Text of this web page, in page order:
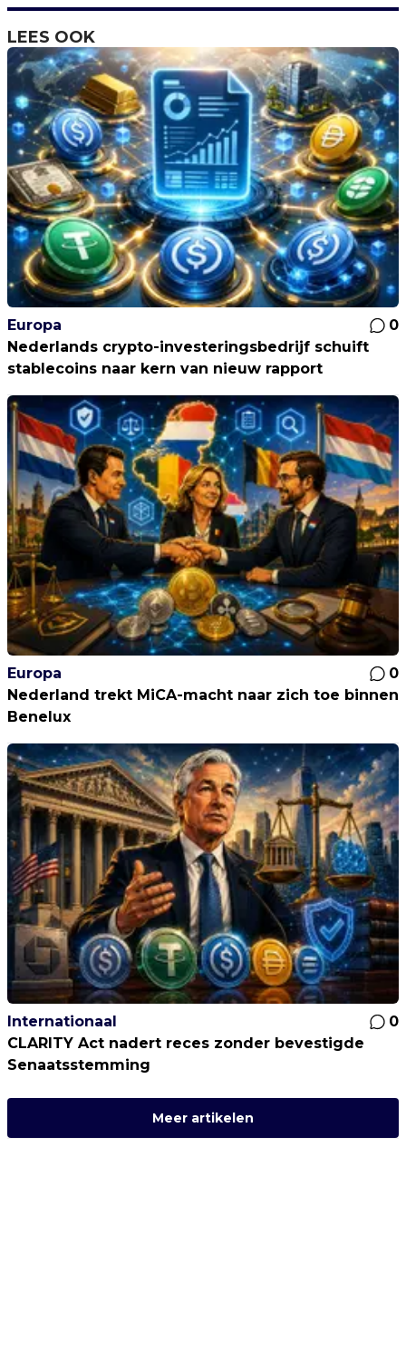
LEES OOK
Europa
0
Nederlands crypto-investeringsbedrijf schuift
stablecoins naar kern van nieuw rapport
Europa
0
Nederland trekt MiCA-macht naar zich toe binnen
Benelux
Internationaal
0
CLARITY Act nadert reces zonder bevestigde
Senaatsstemming
Meer artikelen